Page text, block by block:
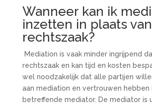
Wanneer kan ik
inzetten in plaats
rechtszaak?
Mediation is vaak minder ingrijpend
rechtszaak en kan tijd en kosten
wel noodzakelijk dat alle partijen
aan mediation en vertrouwen hebben
betreffende mediator. De mediator is